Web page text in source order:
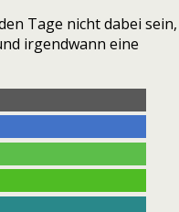
Tage nicht dabei sein,
irgendwann eine